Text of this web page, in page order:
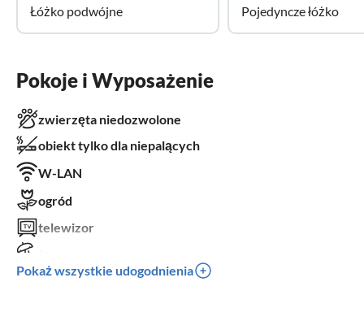
Łóżko podwójne
Pojedyncze łóżko
Pokoje i Wyposażenie
zwierzęta niedozwolone
obiekt tylko dla niepalących
W-LAN
ogród
telewizor
zmywarka
Pokaż wszystkie udogodnienia